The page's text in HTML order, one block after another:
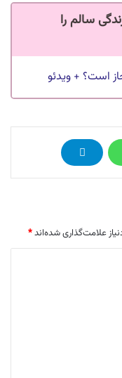
سالم را
است؟ + ویدئو
علامت‌گذاری شده‌اند*